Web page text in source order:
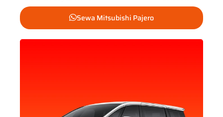
Sewa Mitsubishi Pajero